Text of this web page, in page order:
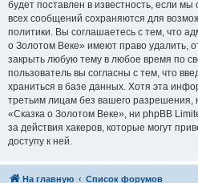
будет поставлен в известность, если
всех сообщений сохраняются для
политики. Вы соглашаетесь с тем, что
о Золотом Веке» имеют право удалить,
закрыть любую тему в любое время по
пользователь вы согласны с тем, что
храниться в базе данных. Хотя эта
третьим лицам без вашего
«Сказка о Золотом Веке», ни phpBB
за действия хакеров, которые могут
доступу к ней.
На главную Список форумов